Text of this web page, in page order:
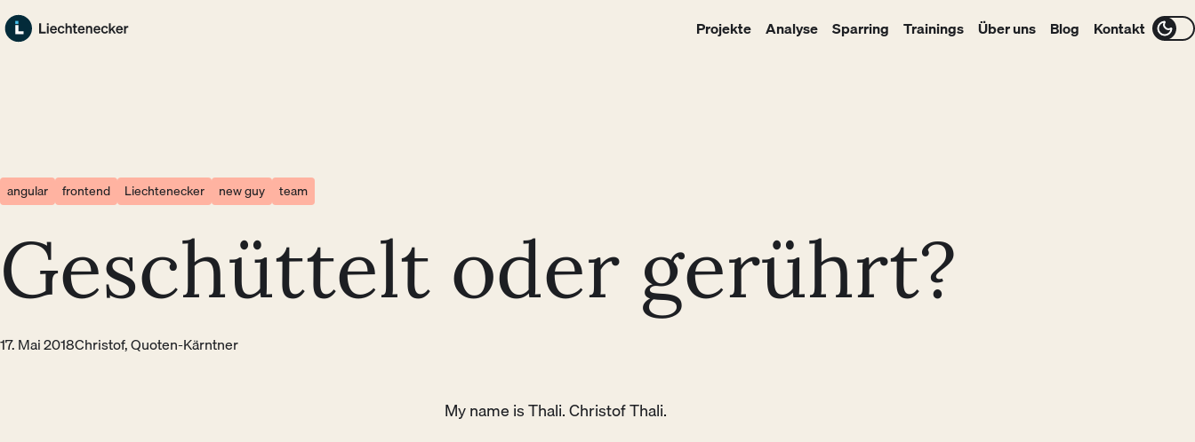
Zum Hauptinhalt springen
Zum Footer springen
Projekte Analyse Sparring Trainings Über uns Blog Kontakt
angular frontend Liechtenecker new guy team
Geschüttelt oder gerührt?
17. Mai 2018Christof, Quoten-Kärntner
My name is Thali. Christof Thali.